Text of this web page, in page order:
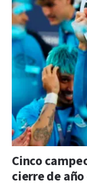
Cinco
cierre de